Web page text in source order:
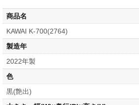
商品名
KAWAI K-700(2764)
製造年
2022年製
色
黒(艶出)